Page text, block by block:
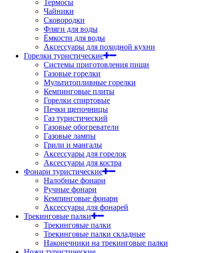
Термосы
Чайники
Сковородки
Фляги для воды
Ёмкости для воды
Аксессуары для походной кухни
Горелки туристические
Системы приготовления пищи
Газовые горелки
Мультитопливные горелки
Кемпинговые плиты
Горелки спиртовые
Печки щепочницы
Газ туристический
Газовые обогреватели
Газовые лампы
Грили и мангалы
Аксессуары для горелок
Аксессуары для костра
Фонари туристические
Налобные фонари
Ручные фонари
Кемпинговые фонари
Аксессуары для фонарей
Трекинговые палки
Трекинговые палки
Трекинговые палки складные
Наконечники на трекинговые палки